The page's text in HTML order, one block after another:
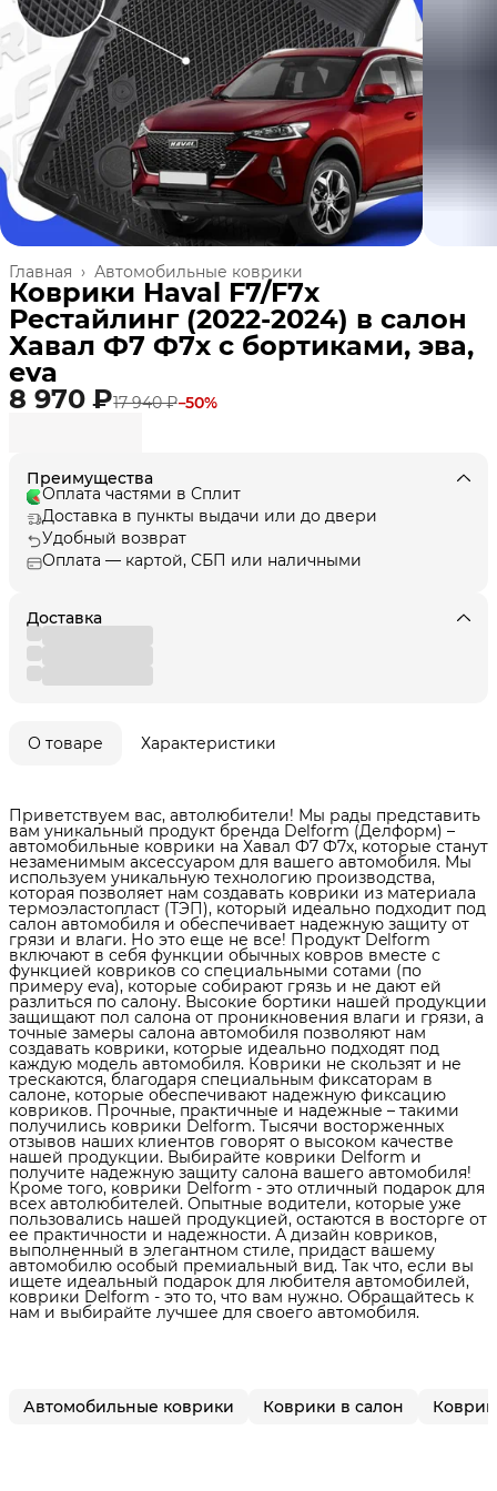
Автомобильные коврики
Главная ›
Коврики Haval F7/F7x
Рестайлинг (2022-2024) в салон
Хавал Ф7 Ф7х с бортиками, эва,
eva
8 970 ₽17 940 ₽−50%
Преимущества
Оплата частями в Сплит
Доставка в пункты выдачи или до двери
Удобный возврат
Оплата — картой, СБП или наличными
Доставка
О товаре Характеристики
Приветствуем вас, автолюбители! Мы рады представить
вам уникальный продукт бренда Delform (Делформ) –
автомобильные коврики на Хавал Ф7 Ф7х, которые станут
незаменимым аксессуаром для вашего автомобиля. Мы
используем уникальную технологию производства,
которая позволяет нам создавать коврики из материала
термоэластопласт (ТЭП), который идеально подходит под
салон автомобиля и обеспечивает надежную защиту от
грязи и влаги. Но это еще не все! Продукт Delform
включают в себя функции обычных ковров вместе с
функцией ковриков со специальными сотами (по
примеру eva), которые собирают грязь и не дают ей
разлиться по салону. Высокие бортики нашей продукции
защищают пол салона от проникновения влаги и грязи, а
точные замеры салона автомобиля позволяют нам
создавать коврики, которые идеально подходят под
каждую модель автомобиля. Коврики не скользят и не
трескаются, благодаря специальным фиксаторам в
салоне, которые обеспечивают надежную фиксацию
ковриков. Прочные, практичные и надежные – такими
получились коврики Delform. Тысячи восторженных
отзывов наших клиентов говорят о высоком качестве
нашей продукции. Выбирайте коврики Delform и
получите надежную защиту салона вашего автомобиля!
Кроме того, коврики Delform - это отличный подарок для
всех автолюбителей. Опытные водители, которые уже
пользовались нашей продукцией, остаются в восторге от
ее практичности и надежности. А дизайн ковриков,
выполненный в элегантном стиле, придаст вашему
автомобилю особый премиальный вид. Так что, если вы
ищете идеальный подарок для любителя автомобилей,
коврики Delform - это то, что вам нужно. Обращайтесь к
нам и выбирайте лучшее для своего автомобиля.
Автомобильные коврики Коврики в салон